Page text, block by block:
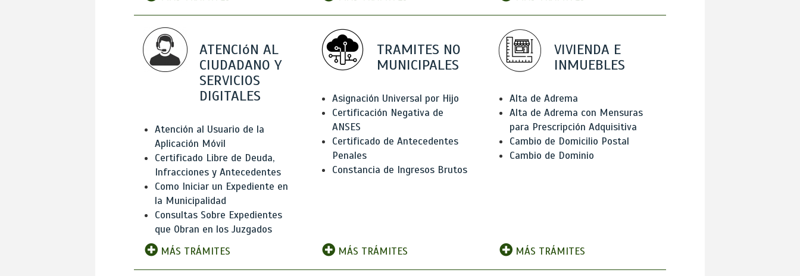
ATENCIóN AL
CIUDADANO Y
SERVICIOS
DIGITALES
Atención al Usuario de la
Aplicación Móvil
Certificado Libre de Deuda,
Infracciones y Antecedentes
Como Iniciar un Expediente en
la Municipalidad
Consultas Sobre Expedientes
que Obran en los Juzgados
MÁS TRÁMITES
TRAMITES NO
MUNICIPALES
Asignación Universal por Hijo
Certificación Negativa de
ANSES
Certificado de Antecedentes
Penales
Constancia de Ingresos Brutos
MÁS TRÁMITES
VIVIENDA E
INMUEBLES
Alta de Adrema
Alta de Adrema con Mensuras
para Prescripción Adquisitiva
Cambio de Domicilio Postal
Cambio de Dominio
MÁS TRÁMITES